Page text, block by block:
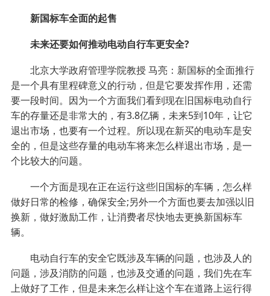
新国标车全面的起售
未来还要如何推动电动自行车更安全?
北京大学政府管理学院教授 马亮：新国标的全面推行
是一个具有里程碑意义的行动，但是它要发挥作用，还需
要一段时间。因为一个方面我们看到现在旧国标电动自行
车的存量还是非常大的，有3.8亿辆，未来5到10年，让它
退出市场，也要有一个过程。所以现在新买的电动车是安
全的，但是这些存量的电动车将来怎么样退出市场，是一
个比较大的问题。
一个方面是现在正在运行这些旧国标的车辆，怎么样
做好日常的检修，确保安全;另外一个方面也要去加强以旧
换新，做好激励工作，让消费者尽快地去更换新国标车
辆。
电动自行车的安全它既涉及车辆的问题，也涉及人的
问题，涉及消防的问题，也涉及交通的问题，我们先在车
上做好了工作，但是未来怎么样让这个车在道路上运行得